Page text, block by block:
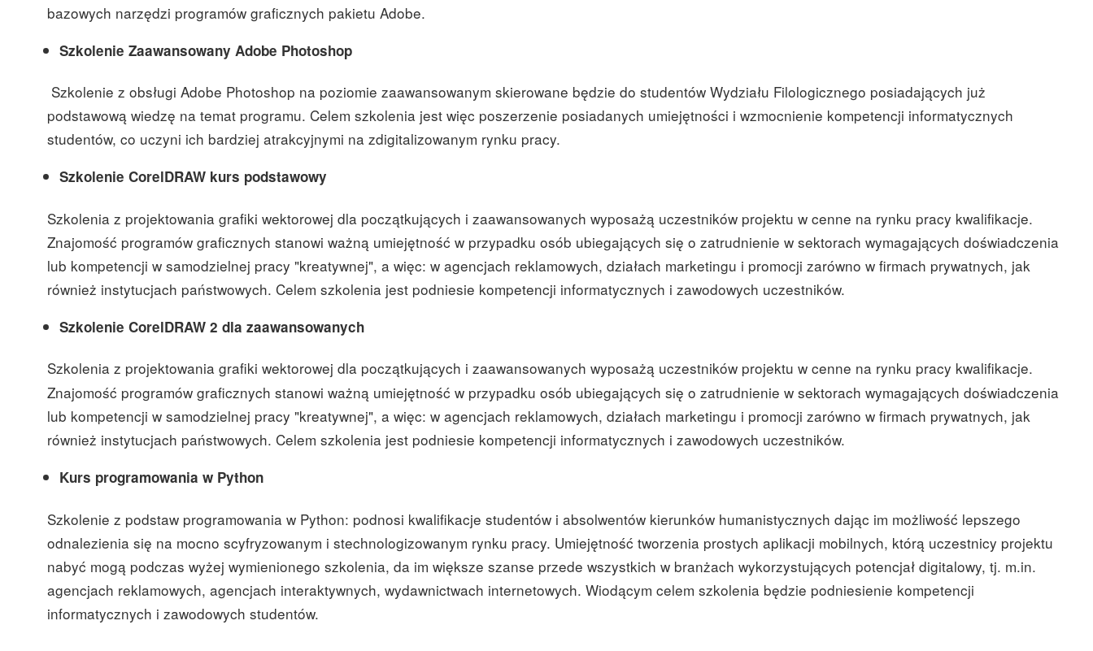
bazowych narzędzi programów graficznych pakietu Adobe.
Szkolenie Zaawansowany Adobe Photoshop
Szkolenie z obsługi Adobe Photoshop na poziomie zaawansowanym skierowane będzie do studentów Wydziału Filologicznego posiadających już
podstawową wiedzę na temat programu. Celem szkolenia jest więc poszerzenie posiadanych umiejętności i wzmocnienie kompetencji informatycznych
studentów, co uczyni ich bardziej atrakcyjnymi na zdigitalizowanym rynku pracy.
Szkolenie CorelDRAW kurs podstawowy
Szkolenia z projektowania grafiki wektorowej dla początkujących i zaawansowanych wyposażą uczestników projektu w cenne na rynku pracy kwalifikacje.
Znajomość programów graficznych stanowi ważną umiejętność w przypadku osób ubiegających się o zatrudnienie w sektorach wymagających doświadczenia
lub kompetencji w samodzielnej pracy "kreatywnej", a więc: w agencjach reklamowych, działach marketingu i promocji zarówno w firmach prywatnych, jak
również instytucjach państwowych. Celem szkolenia jest podniesie kompetencji informatycznych i zawodowych uczestników.
Szkolenie CorelDRAW 2 dla zaawansowanych
Szkolenia z projektowania grafiki wektorowej dla początkujących i zaawansowanych wyposażą uczestników projektu w cenne na rynku pracy kwalifikacje.
Znajomość programów graficznych stanowi ważną umiejętność w przypadku osób ubiegających się o zatrudnienie w sektorach wymagających doświadczenia
lub kompetencji w samodzielnej pracy "kreatywnej", a więc: w agencjach reklamowych, działach marketingu i promocji zarówno w firmach prywatnych, jak
również instytucjach państwowych. Celem szkolenia jest podniesie kompetencji informatycznych i zawodowych uczestników.
Kurs programowania w Python
Szkolenie z podstaw programowania w Python: podnosi kwalifikacje studentów i absolwentów kierunków humanistycznych dając im możliwość lepszego
odnalezienia się na mocno scyfryzowanym i stechnologizowanym rynku pracy. Umiejętność tworzenia prostych aplikacji mobilnych, którą uczestnicy projektu
nabyć mogą podczas wyżej wymienionego szkolenia, da im większe szanse przede wszystkich w branżach wykorzystujących potencjał digitalowy, tj. m.in.
agencjach reklamowych, agencjach interaktywnych, wydawnictwach internetowych. Wiodącym celem szkolenia będzie podniesienie kompetencji
informatycznych i zawodowych studentów.